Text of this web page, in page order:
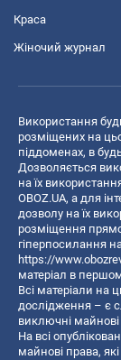
Краса
Жіночий журнал
Використання
розміщених на
піддоменах, в
Дозволяється
на їх
OBOZ.UA, а для
дозволу на їх
розміщення
гіперпосилання
https://
матеріал в
Всі матеріали на
дослідження – є
виключні
На всі
майнові права,